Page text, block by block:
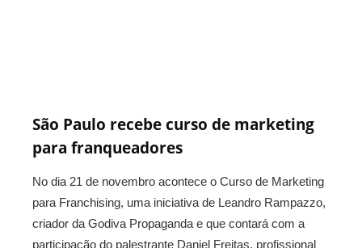
São Paulo recebe curso de marketing
para franqueadores
No dia 21 de novembro acontece o Curso de Marketing
para Franchising, uma iniciativa de Leandro Rampazzo,
criador da Godiva Propaganda e que contará com a
participação do palestrante Daniel Freitas, profissional